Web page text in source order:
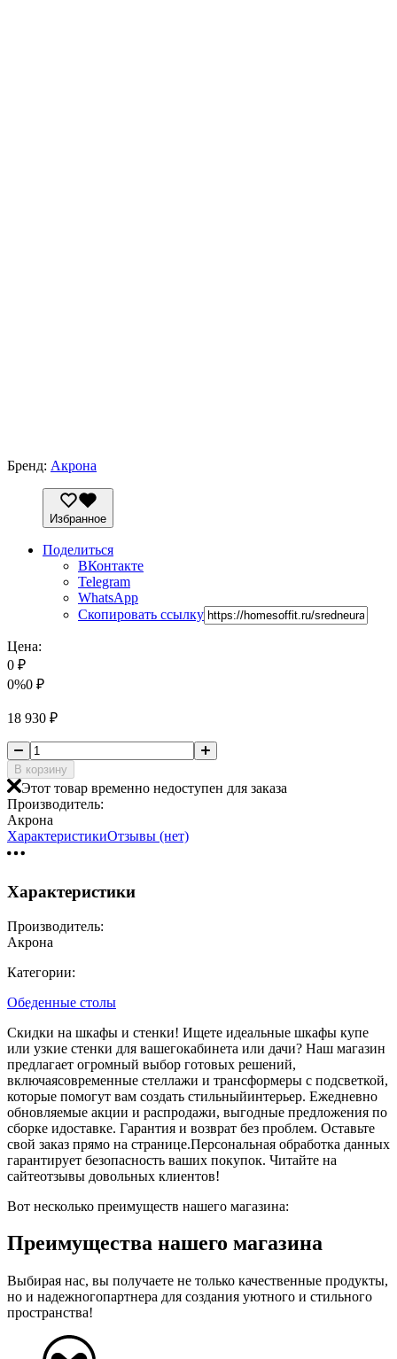
Бренд: Акрона
Избранное
Поделиться
ВКонтакте
Telegram
WhatsApp
Скопировать ссылку
Цена:
0 ₽
0%0 ₽
18 930 ₽
В корзину
Этот товар временно недоступен для заказа
Производитель:
Акрона
ХарактеристикиОтзывы (нет)
Характеристики
Производитель:
Акрона
Категории:
Обеденные столы
Скидки на шкафы и стенки! Ищете идеальные шкафы купе
или узкие стенки для вашегокабинета или дачи? Наш магазин
предлагает огромный выбор готовых решений,
включаясовременные стеллажи и трансформеры с подсветкой,
которые помогут вам создать стильныйинтерьер. Ежедневно
обновляемые акции и распродажи, выгодные предложения по
сборке идоставке. Гарантия и возврат без проблем. Оставьте
свой заказ прямо на странице.Персональная обработка данных
гарантирует безопасность ваших покупок. Читайте на
сайтеотзывы довольных клиентов!
Вот несколько преимуществ нашего магазина:
Преимущества нашего магазина
Выбирая нас, вы получаете не только качественные продукты,
но и надежногопартнера для создания уютного и стильного
пространства!